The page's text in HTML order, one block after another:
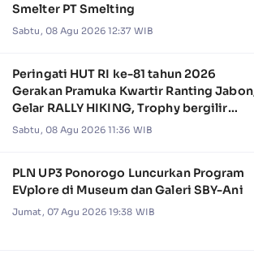
Smelter PT Smelting
Sabtu, 08 Agu 2026 12:37 WIB
Peringati HUT RI ke-81 tahun 2026
Gerakan Pramuka Kwartir Ranting
Gelar RALLY HIKING, Trophy bergilir
Camat Jabon
Sabtu, 08 Agu 2026 11:36 WIB
PLN UP3 Ponorogo Luncurkan Program
EVplore di Museum dan Galeri SBY-Ani
Jumat, 07 Agu 2026 19:38 WIB